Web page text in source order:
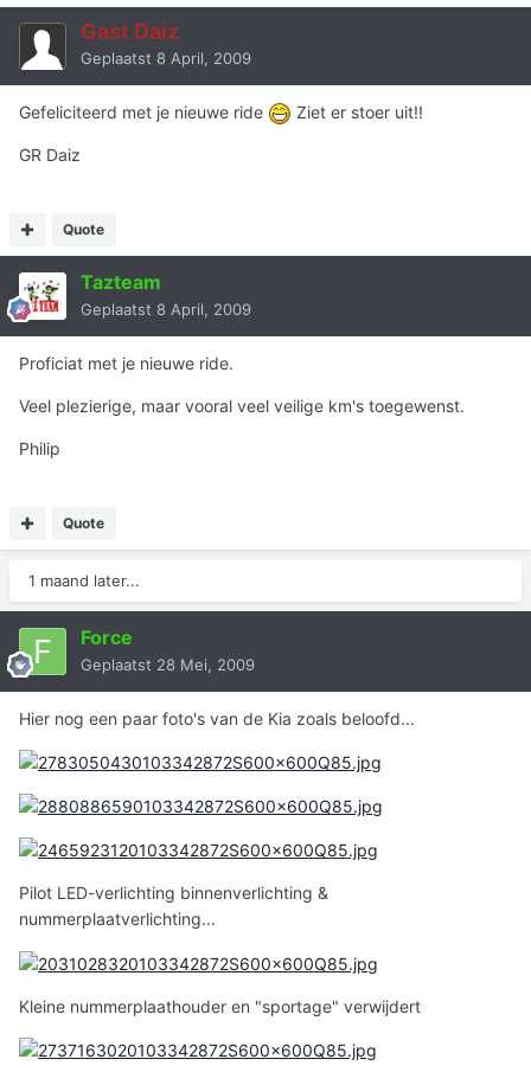
Gast Daiz
Geplaatst 8 April, 2009
Gefeliciteerd met je nieuwe ride Ziet er stoer uit!!
GR Daiz
Quote
Tazteam
Geplaatst 8 April, 2009
Proficiat met je nieuwe ride.
Veel plezierige, maar vooral veel veilige km's toegewenst.
Philip
Quote
1 maand later...
Force
Geplaatst 28 Mei, 2009
Hier nog een paar foto's van de Kia zoals beloofd...
Pilot LED-verlichting binnenverlichting &
nummerplaatverlichting...
Kleine nummerplaathouder en "sportage" verwijdert